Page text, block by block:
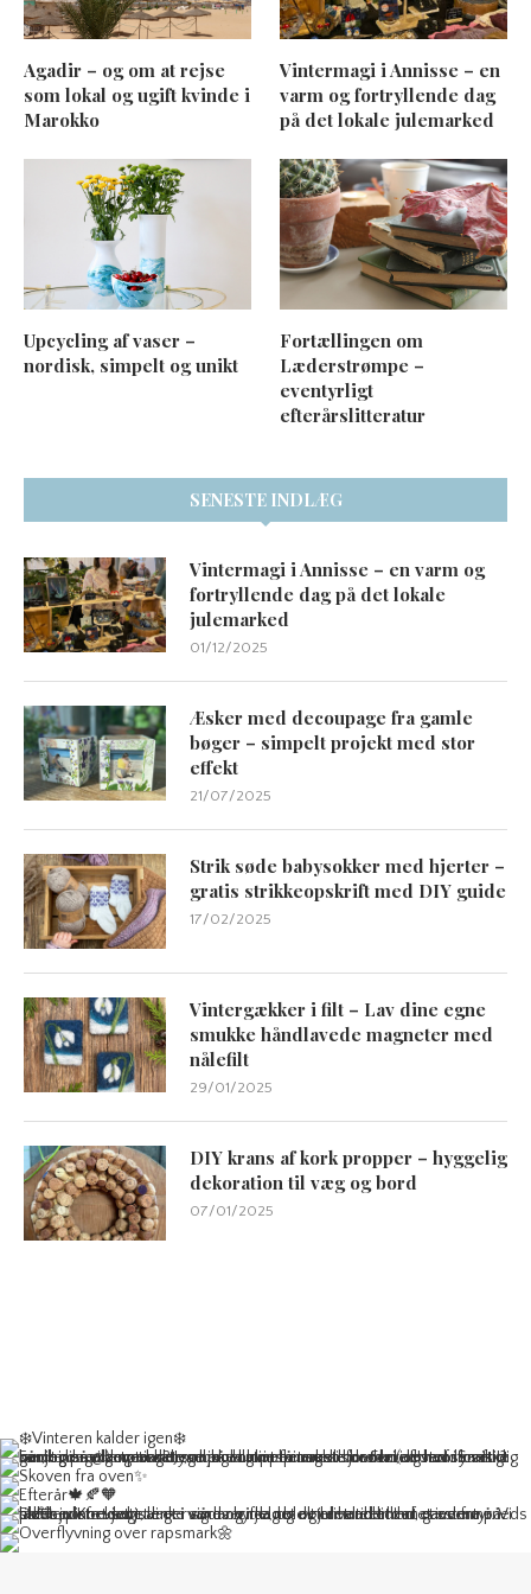
Agadir – og om at rejse
som lokal og ugift kvinde i
Marokko
Vintermagi i Annisse – en
varm og fortryllende dag
på det lokale julemarked
Upcycling af vaser –
nordisk, simpelt og unikt
Fortællingen om
Læderstrømpe –
eventyrligt
efterårslitteratur
SENESTE INDLÆG
Vintermagi i Annisse – en varm og
fortryllende dag på det lokale
julemarked
01/12/2025
Æsker med decoupage fra gamle
bøger – simpelt projekt med stor
effekt
21/07/2025
Strik søde babysokker med hjerter –
gratis strikkeopskrift med DIY guide
17/02/2025
Vintergækker i filt – Lav dine egne
smukke håndlavede magneter med
nålefilt
29/01/2025
DIY krans af kork propper – hyggelig
dekoration til væg og bord
07/01/2025